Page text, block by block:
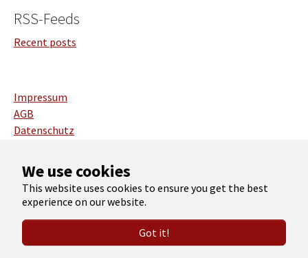
We use cookies
This website uses cookies to ensure you get the best
experience on our website.
Got it!
RSS-Feeds
Recent posts
Impressum
AGB
Datenschutz
English
Copyright 2026 Christian Roth